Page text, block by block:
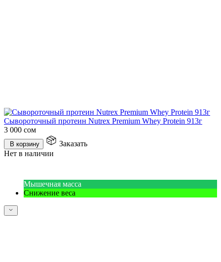
Сывороточный протеин Nutrex Premium Whey Protein 913г
3 000 сом
В корзину
Заказать
Нет в наличии
Мышечная масса
Снижение веса